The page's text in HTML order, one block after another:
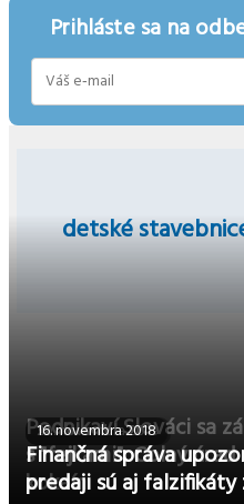
Prihláste sa na
detské
20. novembra 2019
Podnikaví Slováci sa
s "fejkami". Colný
kokaín
16. novembra 2018
Finančná správa
predaji sú aj falzifikáty